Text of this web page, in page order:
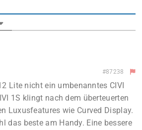
#87238
Lite nicht ein umbenanntes CIVI
1S klingt nach dem überteuerten
Luxusfeatures wie Curved Display.
das beste am Handy. Eine bessere